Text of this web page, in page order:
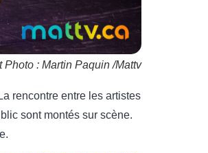
Photo : Martin Paquin /Mattv
rencontre entre les artistes
sont montés sur scène.